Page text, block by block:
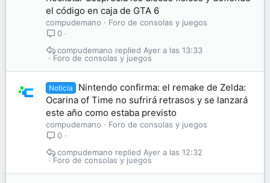
el código en caja de GTA 6
compudemano
Foro de consolas y juegos
0
Foro de consolas y juegos
Ayer a las 13:33
compudemano
Noticia
Nintendo confirma: el remake de Zelda:
Ocarina of Time no sufrirá retrasos y se lanzará
este año como estaba previsto
compudemano
Foro de consolas y juegos
0
Foro de consolas y juegos
Ayer a las 12:32
compudemano